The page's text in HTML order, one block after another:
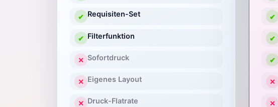
✔ Requisiten-Set
✔ Filterfunktion
✕ Sofortdruck
✕ Eigenes Layout
✕ Druck-Flatrate
✔
✔
✔
✕
✕